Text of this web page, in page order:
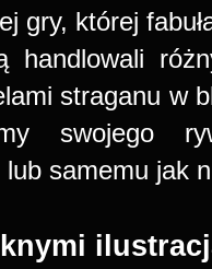
gry, której
handlowali
straganu w
swojego
samemu jak